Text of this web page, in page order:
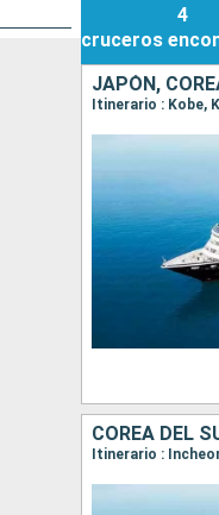
4
cruceros
JAPÓN,
COREA DEL
Itinerario :